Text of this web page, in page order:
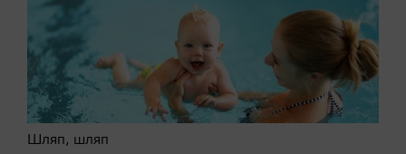
Шляп, шляп